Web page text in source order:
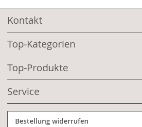
Kontakt
Top-Kategorien
Top-Produkte
Service
Bestellung widerrufen